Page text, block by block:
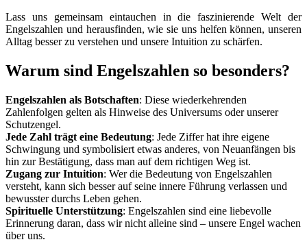
Lass uns gemeinsam eintauchen in die faszinierende Welt der
Engelszahlen und herausfinden, wie sie uns helfen können, unseren
Alltag besser zu verstehen und unsere Intuition zu schärfen.
Warum sind Engelszahlen so besonders?
Engelszahlen als Botschaften: Diese wiederkehrenden
Zahlenfolgen gelten als Hinweise des Universums oder unserer
Schutzengel.
Jede Zahl trägt eine Bedeutung: Jede Ziffer hat ihre eigene
Schwingung und symbolisiert etwas anderes, von Neuanfängen bis
hin zur Bestätigung, dass man auf dem richtigen Weg ist.
Zugang zur Intuition: Wer die Bedeutung von Engelszahlen
versteht, kann sich besser auf seine innere Führung verlassen und
bewusster durchs Leben gehen.
Spirituelle Unterstützung: Engelszahlen sind eine liebevolle
Erinnerung daran, dass wir nicht alleine sind – unsere Engel wachen
über uns.